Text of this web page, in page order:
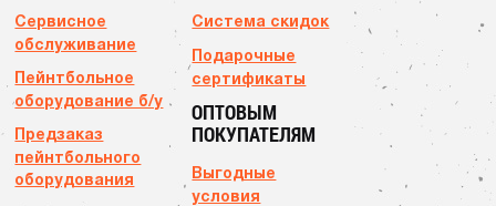
Сервисное
обслуживание
Пейнтбольное
оборудование б/у
Предзаказ
пейнтбольного
оборудования
Система скидок
Подарочные
сертификаты
ОПТОВЫМ
ПОКУПАТЕЛЯМ
Выгодные
условия